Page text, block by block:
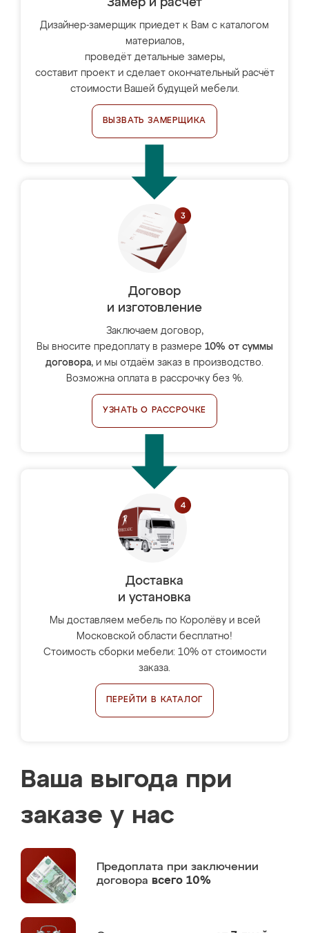
Замер и расчет
Дизайнер-замерщик приедет к Вам с каталогом
материалов,
проведёт детальные замеры,
составит проект и сделает окончательный расчёт
стоимости Вашей будущей мебели.
ВЫЗВАТЬ ЗАМЕРЩИКА
Договор
и изготовление
Заключаем договор,
Вы вносите предоплату в размере 10% от суммы
договора, и мы отдаём заказ в производство.
Возможна оплата в рассрочку без %.
УЗНАТЬ О РАССРОЧКЕ
Доставка
и установка
Мы доставляем мебель по Королёву и всей
Московской области бесплатно!
Стоимость сборки мебели: 10% от стоимости
заказа.
ПЕРЕЙТИ В КАТАЛОГ
Ваша выгода при
заказе у нас
Предоплата при заключении
договора всего 10%